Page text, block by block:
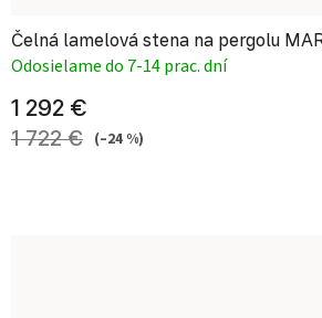
Čelná lamelová stena na pergolu
Odosielame do 7-14 prac. dní
1 292 €
1 722 € (–24 %)